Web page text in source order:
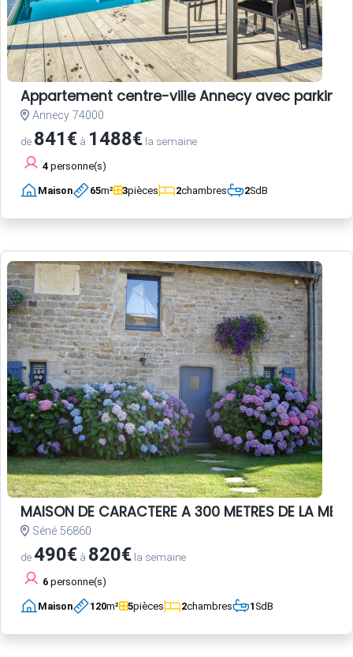
Appartement centre-ville Annecy avec parking
Annecy 74000
de 841€ à 1488€ la semaine
4 personne(s)
Maison 65m² 3pièces 2chambres 2SdB
MAISON DE CARACTERE A 300 METRES DE LA MER
Séné 56860
de490€ à 820€ la semaine
6 personne(s)
Maison 120m² 5pièces 2chambres 1SdB